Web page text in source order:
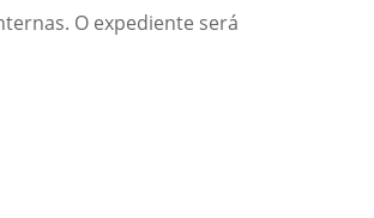
O expediente será